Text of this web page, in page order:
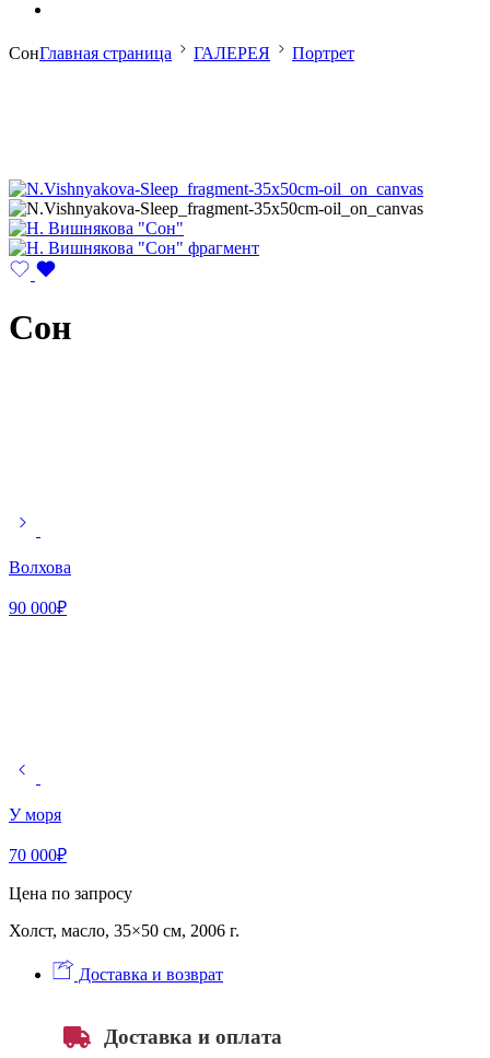
СонГлавная страница ГАЛЕРЕЯ Портрет
Сон
Волхова
90 000₽
У моря
70 000₽
Цена по запросу
Холст, масло, 35×50 см, 2006 г.
Доставка и возврат
Доставка и оплата